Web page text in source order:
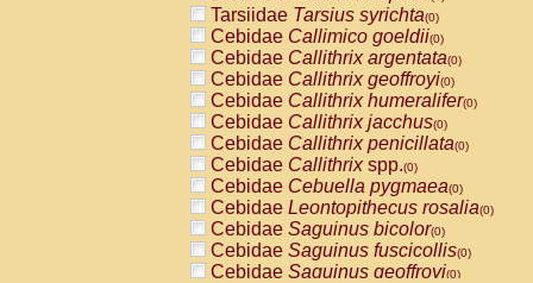
Tarsiidae Tarsius syrichta(0)
Cebidae Callimico goeldii(0)
Cebidae Callithrix argentata(0)
Cebidae Callithrix geoffroyi(0)
Cebidae Callithrix humeralifer(0)
Cebidae Callithrix jacchus(0)
Cebidae Callithrix penicillata(0)
Cebidae Callithrixspp.(0)
Cebidae Cebuella pygmaea(0)
Cebidae Leontopithecus rosalia(0)
Cebidae Saguinus bicolor(0)
Cebidae Saguinus fuscicollis(0)
Cebidae Saguinus geoffroyi(0)